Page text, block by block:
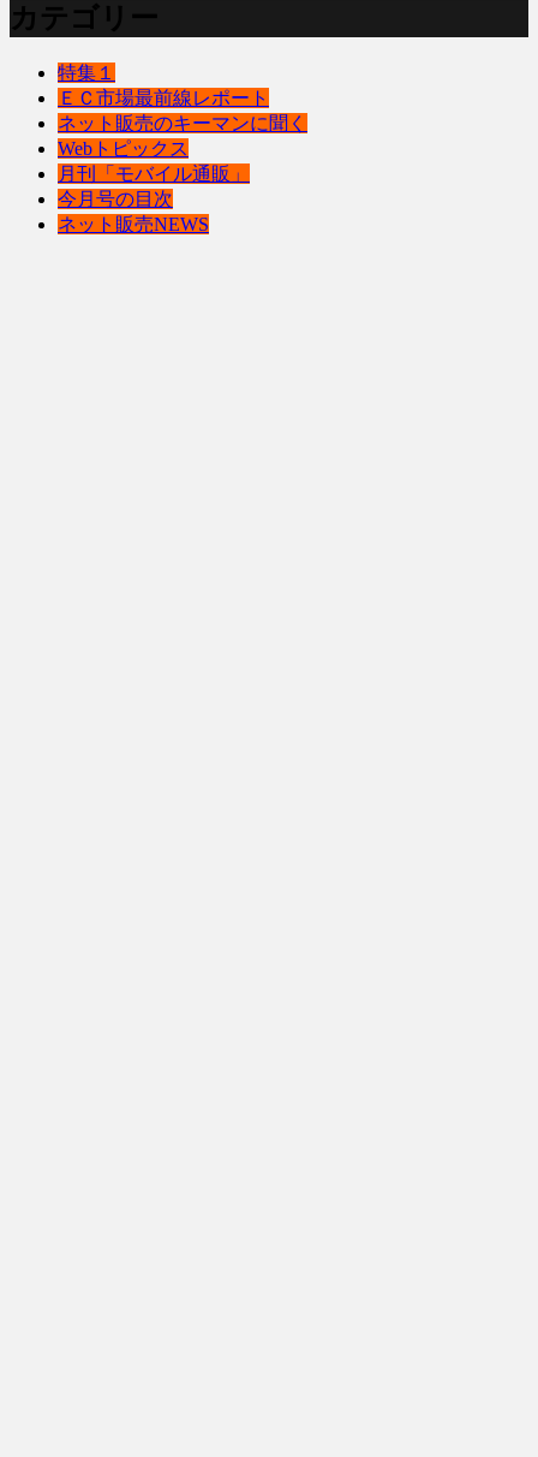
カテゴリー
特集１
ＥＣ市場最前線レポート
ネット販売のキーマンに聞く
Webトピックス
月刊「モバイル通販」
今月号の目次
ネット販売NEWS